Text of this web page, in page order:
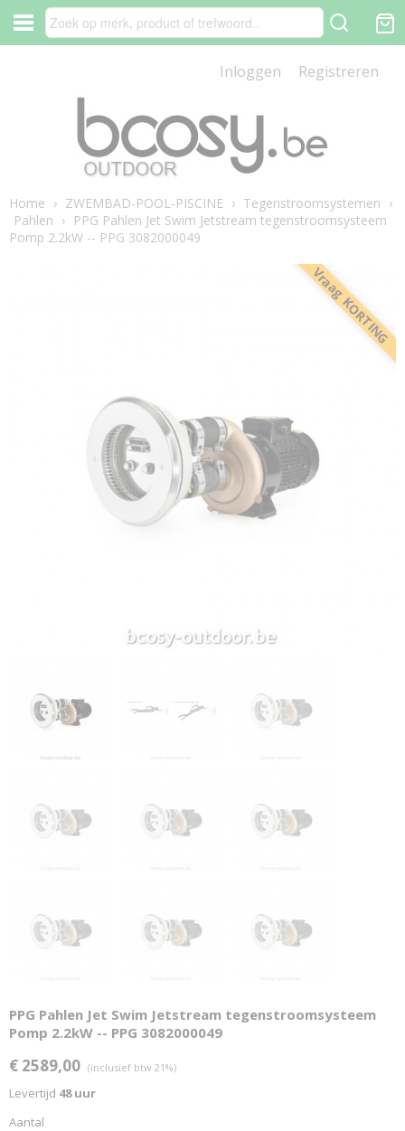
Inloggen Registreren
Home › ZWEMBAD-POOL-PISCINE › Tegenstroomsystemen ›
Pahlen › PPG Pahlen Jet Swim Jetstream tegenstroomsysteem
Pomp 2.2kW -- PPG 3082000049
Vraag KORTING
PPG Pahlen Jet Swim Jetstream tegenstroomsysteem
Pomp 2.2kW -- PPG 3082000049
€ 2589,00 (inclusief btw 21%)
Levertijd 48 uur
Aantal